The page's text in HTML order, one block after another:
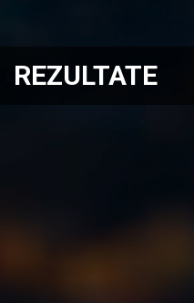
REZULTATE